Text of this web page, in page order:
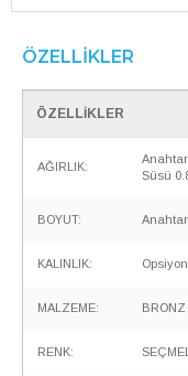
ÖZELLIKLER
ÖZELLİKLER
AĞIRLIK:
Süsü
BOYUT:
KALINLIK:
MALZEME:
RENK: